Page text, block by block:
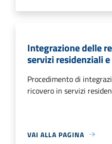
Integrazione delle
servizi residenziali
Procedimento di
ricovero in servizi
VAI ALLA PAGINA